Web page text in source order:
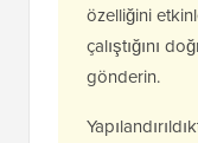
özelliğini
çalıştığını
gönderin.